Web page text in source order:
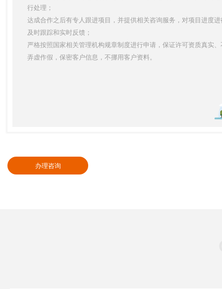
行处理；
达成合作之后有专人跟进项目，并提供相关咨询服务，对项目进度
及时跟踪和实时反馈；
严格按照国家相关管理机构规章制度进行申请，保证许可资质真实
弄虚作假，保密客户信息，不挪用客户资料。
办理咨询